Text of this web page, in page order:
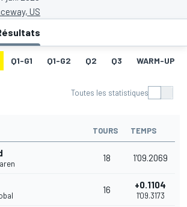
US
Q1-G1 Q1-G2 Q2 Q3 WARM-UP
Toutes les statistiques
TOURS TEMPS
18 1'09.2069
16 +0.1104
1'09.3173